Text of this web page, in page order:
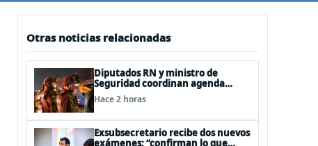
Otras noticias relacionadas
Diputados RN y ministro de
Seguridad coordinan agenda
legislativa y fast track de
proyectos
Hace 2 horas
Exsubsecretario recibe dos nuevos
exámenes: “confirman lo que